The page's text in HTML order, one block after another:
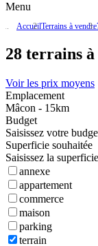
Menu
AccueilTerrains à vendre
28 terrains
Voir les prix moyens
Emplacement
Mâcon - 15km
Budget
Saisissez votre
Superficie souhaitée
Saisissez la superficie
annexe
appartement
commerce
maison
parking
terrain